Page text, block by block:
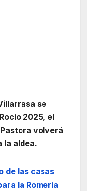
se
2025, el
volverá
la aldea.
de las casas
la Romería